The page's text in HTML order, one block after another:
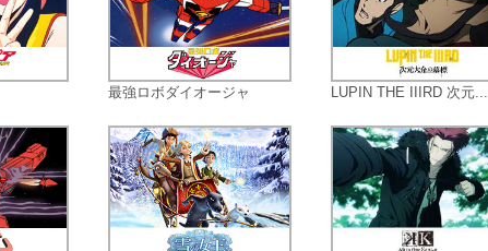
最強ロボダイオージャ LUPIN THE IIIRD 次元...